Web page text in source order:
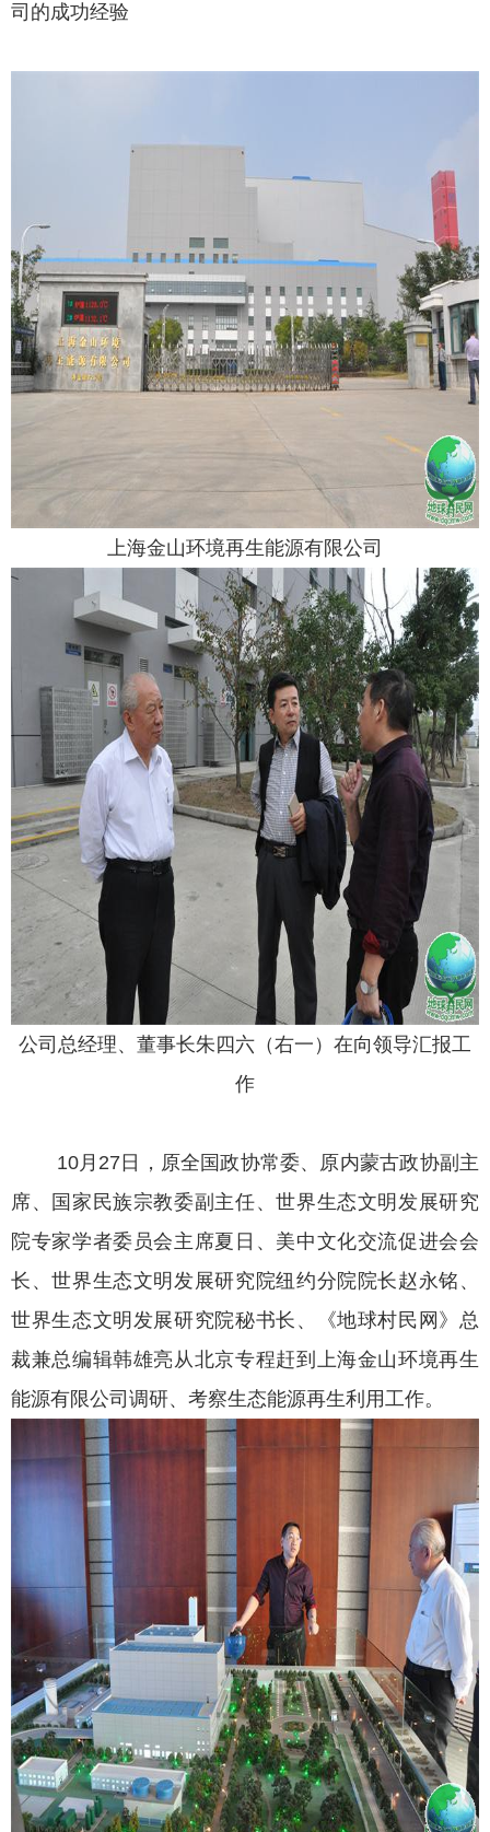
司的成功经验
上海金山环境再生能源有限公司
公司总经理、董事长朱四六（右一）在向领导汇报工
作
10月27日，原全国政协常委、原内蒙古政协副主
席、国家民族宗教委副主任、世界生态文明发展研究
院专家学者委员会主席夏日、美中文化交流促进会会
长、世界生态文明发展研究院纽约分院院长赵永铭、
世界生态文明发展研究院秘书长、《地球村民网》总
裁兼总编辑韩雄亮从北京专程赶到上海金山环境再生
能源有限公司调研、考察生态能源再生利用工作。